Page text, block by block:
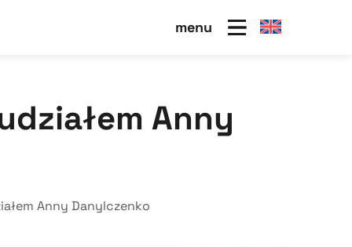
menu
Anny
Anny Danylczenko